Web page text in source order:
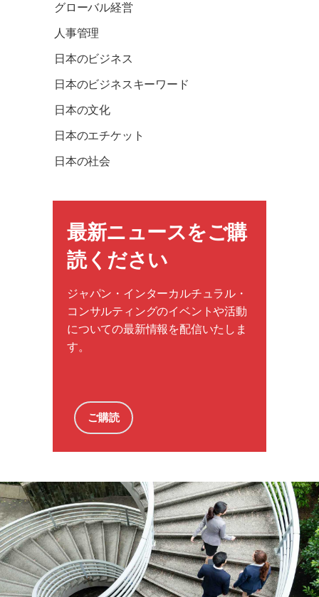
グローバル経営
人事管理
日本のビジネス
日本のビジネスキーワード
日本の文化
日本のエチケット
日本の社会
最新ニュースをご購
読ください
ジャパン・インターカルチュラル・
コンサルティングのイベントや活動
についての最新情報を配信いたしま
す。
ご購読